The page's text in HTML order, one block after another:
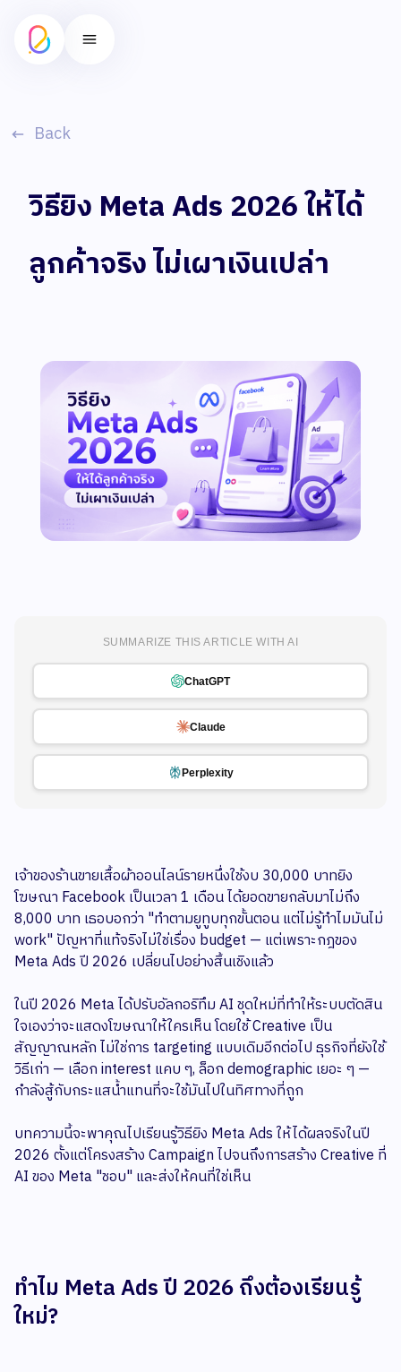
Back
วิธียิง Meta Ads 2026 ให้ได้
ลูกค้าจริง ไม่เผาเงินเปล่า
SUMMARIZE THIS ARTICLE WITH AI
ChatGPT
Claude
Perplexity
เจ้าของร้านขายเสื้อผ้าออนไลน์รายหนึ่งใช้งบ 30,000 บาทยิง
โฆษณา Facebook เป็นเวลา 1 เดือน ได้ยอดขายกลับมาไม่ถึง
8,000 บาท เธอบอกว่า "ทำตามยูทูบทุกขั้นตอน แต่ไม่รู้ทำไมมันไม่
work" ปัญหาที่แท้จริงไม่ใช่เรื่อง budget — แต่เพราะกฎของ
Meta Ads ปี 2026 เปลี่ยนไปอย่างสิ้นเชิงแล้ว
ในปี 2026 Meta ได้ปรับอัลกอริทึม AI ชุดใหม่ที่ทำให้ระบบตัดสิน
ใจเองว่าจะแสดงโฆษณาให้ใครเห็น โดยใช้ Creative เป็น
สัญญาณหลัก ไม่ใช่การ targeting แบบเดิมอีกต่อไป ธุรกิจที่ยังใช้
วิธีเก่า — เลือก interest แคบ ๆ, ล็อก demographic เยอะ ๆ —
กำลังสู้กับกระแสน้ำแทนที่จะใช้มันไปในทิศทางที่ถูก
บทความนี้จะพาคุณไปเรียนรู้วิธียิง Meta Ads ให้ได้ผลจริงในปี
2026 ตั้งแต่โครงสร้าง Campaign ไปจนถึงการสร้าง Creative ที่
AI ของ Meta "ชอบ" และส่งให้คนที่ใช่เห็น
ทำไม Meta Ads ปี 2026 ถึงต้องเรียนรู้
ใหม่?